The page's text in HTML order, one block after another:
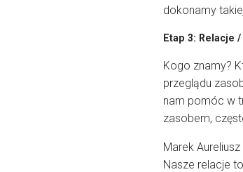
dokonamy
Etap 3: Relacje
Kogo znamy?
przeglądu
nam pomóc w
zasobem,
Marek
Nasze relacje